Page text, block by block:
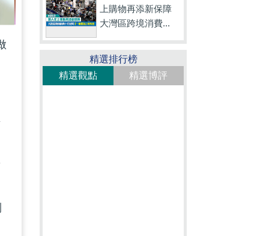
上購物再添新保障
大灣區跨境消費...
精選排行榜
精選觀點
精選博評